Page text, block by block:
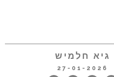
גיא חלמיש
27-01-2026